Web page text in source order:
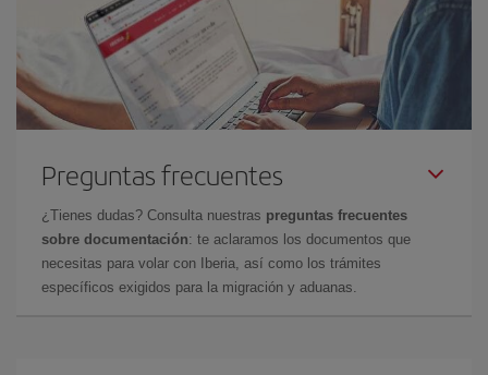
Preguntas frecuentes
¿Tienes dudas? Consulta nuestras preguntas frecuentes
sobre documentación: te aclaramos los documentos que
necesitas para volar con Iberia, así como los trámites
específicos exigidos para la migración y aduanas.